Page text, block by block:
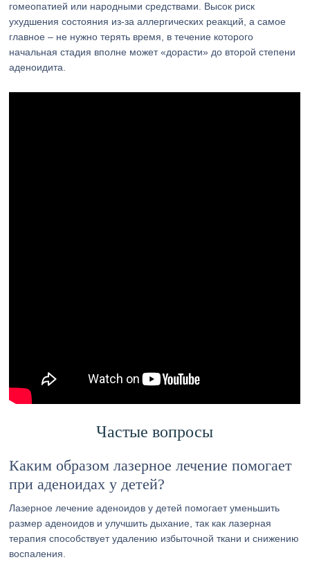
гомеопатией или народными средствами. Высок риск
ухудшения состояния из-за аллергических реакций, а самое
главное – не нужно терять время, в течение которого
начальная стадия вполне может «дорасти» до второй степени
аденоидита.
Частые вопросы
Каким образом лазерное лечение помогает
при аденоидах у детей?
Лазерное лечение аденоидов у детей помогает уменьшить
размер аденоидов и улучшить дыхание, так как лазерная
терапия способствует удалению избыточной ткани и снижению
воспаления.